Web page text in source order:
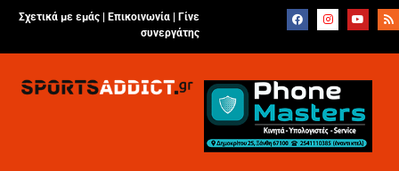
Σχετικά με εμάς | Επικοινωνία
Γίνε
συνεργάτης